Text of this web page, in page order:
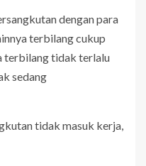
dengan para
terbilang cukup
terbilang tidak terlalu
sedang
tidak masuk kerja,